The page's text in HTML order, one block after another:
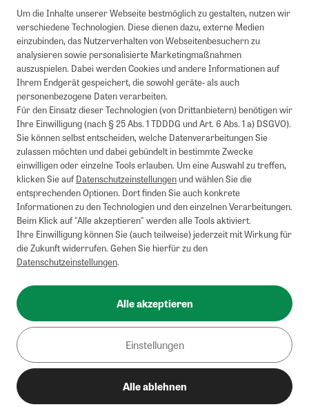
Um die Inhalte unserer Webseite bestmöglich zu gestalten, nutzen wir
verschiedene Technologien. Diese dienen dazu, externe Medien
einzubinden, das Nutzerverhalten von Webseitenbesuchern zu
analysieren sowie personalisierte Marketingmaßnahmen
auszuspielen. Dabei werden Cookies und andere Informationen auf
Ihrem Endgerät gespeichert, die sowohl geräte- als auch
personenbezogene Daten verarbeiten.
Für den Einsatz dieser Technologien (von Drittanbietern) benötigen wir
Ihre Einwilligung (nach § 25 Abs. 1 TDDDG und Art. 6 Abs. 1 a) DSGVO).
Sie können selbst entscheiden, welche Datenverarbeitungen Sie
zulassen möchten und dabei gebündelt in bestimmte Zwecke
einwilligen oder einzelne Tools erlauben. Um eine Auswahl zu treffen,
klicken Sie aufDatenschutzeinstellungenund wählen Sie die
entsprechenden Optionen. Dort finden Sie auch konkrete
Informationen zu den Technologien und den einzelnen Verarbeitungen.
Beim Klick auf "Alle akzeptieren" werden alle Tools aktiviert.
Ihre Einwilligung können Sie (auch teilweise) jederzeit mit Wirkung für
die Zukunft widerrufen. Gehen Sie hierfür zu den
Datenschutzeinstellungen.
Alle akzeptieren
Einstellungen
Alle ablehnen
Mindestbestellwert von 50€. Nicht anwendbar auf Produkte, die der
Buchpreisbindung unterliegen, ZEIT-Akademie, e-Books. Keine
Barauszahlung möglich. Nicht mit weiteren Gutscheinen/Rabatten
kombinierbar.
Briefsendungen sind vom kostenlosen Rückversand ausgeschlossen.
Weitere Informationen zu Rücksendungen finden Sie hier.
Alle Preise inkl. gesetzl. MwSt. zzgl. Versandkosten
AGB
Widerrufsbelehrung
Barrierefreiheit
Cookies/Tracking
Instagram Pinterest